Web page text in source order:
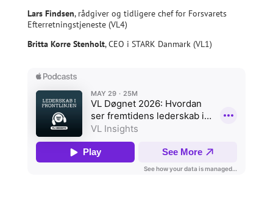
Lars Findsen, rådgiver og tidligere chef for Forsvarets
Efterretningstjeneste (VL4)
Britta Korre Stenholt, CEO i STARK Danmark (VL1)